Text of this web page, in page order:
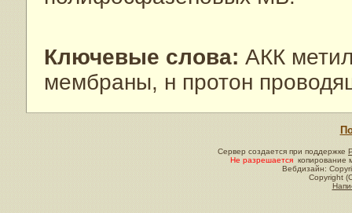
Ключевые слова: АКК
мембраны, н протон
Сервер создается при поддержке
Не разрешается копирование
Вебдизайн:
Copyright